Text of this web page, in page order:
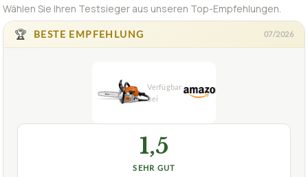
Wählen Sie Ihren Testsieger aus unseren Top-Empfehlungen.
🏆
BESTE EMPFEHLUNG 07/2026
1,5
SEHR GUT